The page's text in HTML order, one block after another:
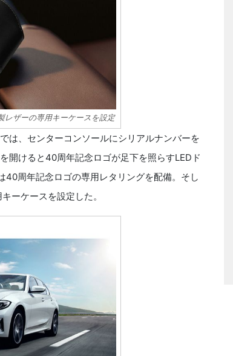
ザーの専用キーケースを設定
は、センターコンソールにシリアルナンバーを
開けると40周年記念ロゴが足下を照らすLEDド
周年記念ロゴの専用レタリングを配備。そし
ーケースを設定した。